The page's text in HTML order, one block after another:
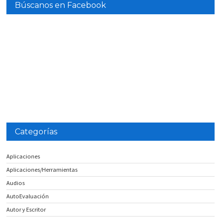
Búscanos en Facebook
Categorías
Aplicaciones
Aplicaciones/Herramientas
Audios
AutoEvaluación
Autor y Escritor